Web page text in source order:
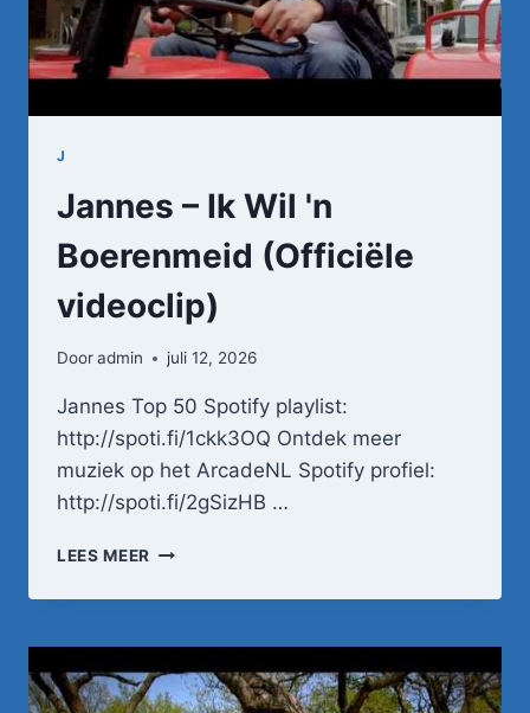
J
Jannes – Ik Wil 'n
Boerenmeid (Officiële
videoclip)
Dooradmin juli 12, 2026
Jannes Top 50 Spotify playlist:
http://spoti.fi/1ckk3OQ Ontdek meer
muziek op het ArcadeNL Spotify profiel:
http://spoti.fi/2gSizHB …
LEES MEER JANNES
IK
'N
BOERENMEID
(OFFICIËLE